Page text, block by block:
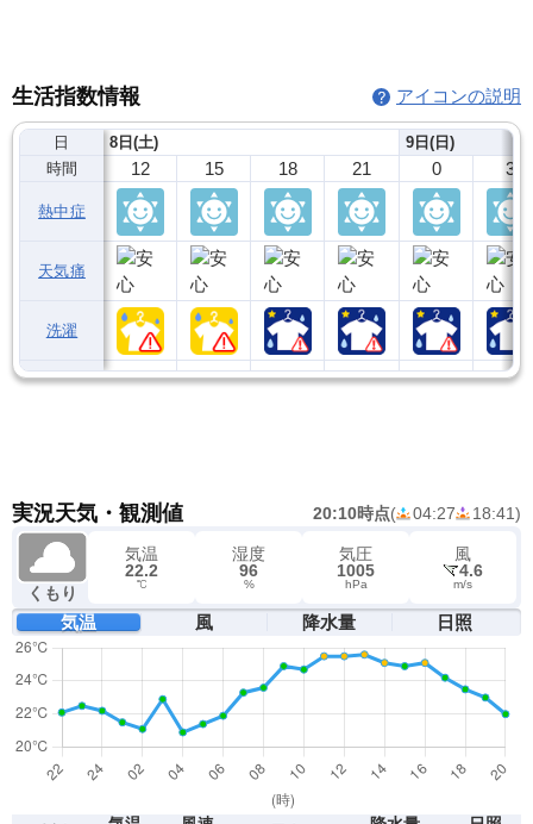
生活指数情報 アイコンの説明
日
時間
熱中症
天気痛
洗濯
8日(土)
12 15 18 21
9日(日)
0 3
実況天気・観測値 20:10時点( 04:27 18:41)
くもり
気温
22.2
℃
湿度
96
%
気圧
1005
hPa
風
4.6
m/s
気温 風 降水量 日照